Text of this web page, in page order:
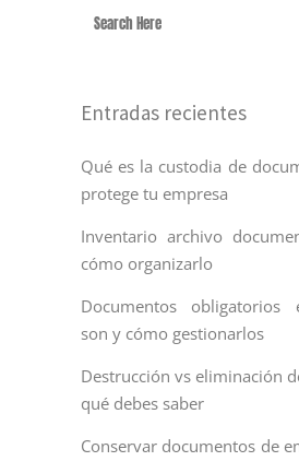
Entradas recientes
Qué es la custodia de
protege tu empresa
Inventario archivo
cómo organizarlo
Documentos obligatorios
son y cómo gestionarlos
Destrucción vs eliminación
qué debes saber
Conservar documentos de